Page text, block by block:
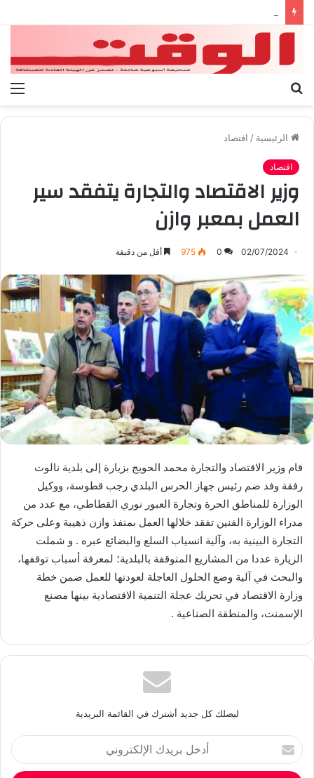
الرئيسية / اقتصاد
اقتصاد
وزير الاقتصاد والتجارة يتفقد سير
العمل بمعبر وازن
02/07/2024
0
975 أقل من دقيقة
قام وزير الاقتصاد والتجارة محمد الحويج بزيارة إلى بلدية نالوت
رفقة وفد ضم رئيس جهاز الحرس البلدي رجب قطوسة، ووكيل
الوزارة للمناطق الحرة وتجارة العبور نوري القطاطي، مع عدد من
مدراء الوزارة الفنين تفقد خلالها العمل بمنفذ وازن ذهيبة وعلى حركة
التجارة البينية به، وآلية انسياب السلع والبضائع عبره . و شملت
الزيارة عددا من المشاريع المتوقفة بالبلدية؛ لمعرفة أسباب توقفها،
والبحث في آلية وضع الحلول العاجلة لعودتها للعمل ضمن خطة
وزارة الاقتصاد في تحريك عجلة التنمية الاقتصادية بينها مصنع
الإسمنت، والمنطقة الصناعية .
ليصلك كل جديد أشترك في القائمة البريدية
أدخل
بريدك
الإلكتروني